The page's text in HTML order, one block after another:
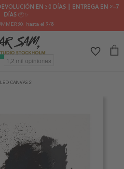
EN 30 DÍAS ┃ ENTREGA EN 2–7
DÍAS 📦✨
, hasta el 9/8
CANVAS 2